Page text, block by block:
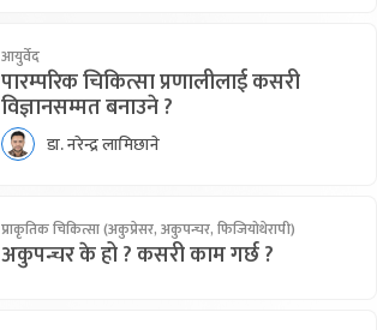
आयुर्वेद
पारम्परिक चिकित्सा प्रणालीलाई कसरी
विज्ञानसम्मत बनाउने ?
डा. नरेन्द्र लामिछाने
प्राकृतिक चिकित्सा (अकुप्रेसर, अकुपन्चर, फिजियोथेरापी)
अकुपन्चर के हो ? कसरी काम गर्छ ?